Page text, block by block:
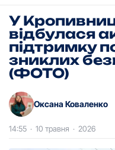
У
відбулася
підтримку
зниклих
(ФОТО)
Оксана Коваленко
14:55 · 10 травня · 2026